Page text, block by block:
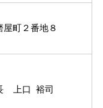
町２番地８
上口 裕司